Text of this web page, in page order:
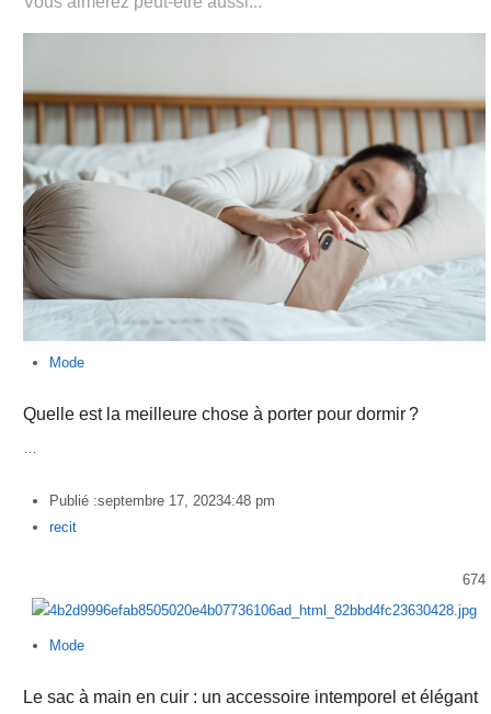
Mode
Quelle est la meilleure chose à porter pour dormir ?
…
Publié :septembre 17, 20234:48 pm
Author
recit
674
Mode
Le sac à main en cuir : un accessoire intemporel et élégant